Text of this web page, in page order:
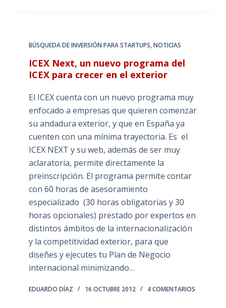
BÚSQUEDA DE INVERSIÓN PARA STARTUPS,NOTICIAS
ICEX Next, un nuevo programa del
ICEX para crecer en el exterior
El ICEX cuenta con un nuevo programa muy
enfocado a empresas que quieren comenzar
su andadura exterior, y que en España ya
cuenten con una mínima trayectoria. Es el
ICEX NEXT y su web, además de ser muy
aclaratoria, permite directamente la
preinscripción. El programa permite contar
con 60 horas de asesoramiento
especializado (30 horas obligatorias y 30
horas opcionales) prestado por expertos en
distintos ámbitos de la internacionalización
y la competitividad exterior, para que
diseñes y ejecutes tu Plan de Negocio
internacional minimizando…
EDUARDO DÍAZ 16 OCTUBRE 2012 4 COMENTARIOS